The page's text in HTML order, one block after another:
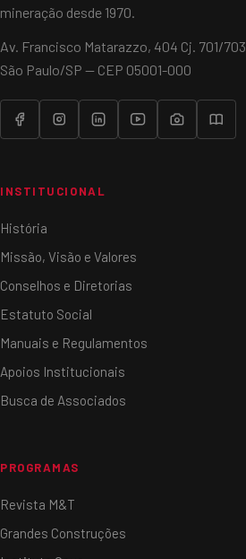
mineração desde 1970.
Av. Francisco Matarazzo, 404 Cj. 701/
São Paulo/SP — CEP 05001-000
INSTITUCIONAL
História
Missão, Visão e Valores
Conselhos e Diretorias
Estatuto Social
Manuais e Regulamentos
Apoios Institucionais
Busca de Associados
PROGRAMAS
Revista M&T
Grandes Construções